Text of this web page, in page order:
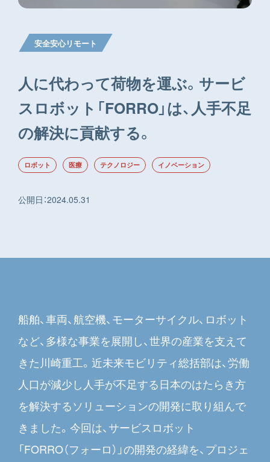
安全安心リモート
人に代わって荷物を運ぶ。サービ
スロボット「FORRO」は、人手不足
の解決に貢献する。
ロボット 医療 テクノロジー イノベーション
公開日 ：2024.05.31
船舶、車両、航空機、モーターサイクル、ロボット
など、多様な事業を展開し、世界の産業を支えて
きた川崎重工。近未来モビリティ総括部は、労働
人口が減少し人手が不足する日本のはたらき方
を解決するソリューションの開発に取り組んで
きました。今回は、サービスロボット
「FORRO（フォーロ）」の開発の経緯を、プロジェ